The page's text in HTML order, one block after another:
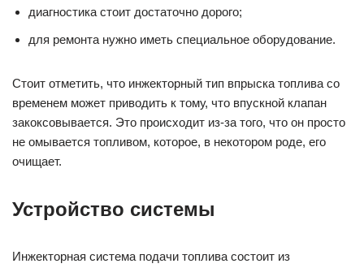
диагностика стоит достаточно дорого;
для ремонта нужно иметь специальное оборудование.
Стоит отметить, что инжекторный тип впрыска топлива со
временем может приводить к тому, что впускной клапан
закоксовывается. Это происходит из-за того, что он просто
не омывается топливом, которое, в некотором роде, его
очищает.
Устройство системы
Инжекторная система подачи топлива состоит из